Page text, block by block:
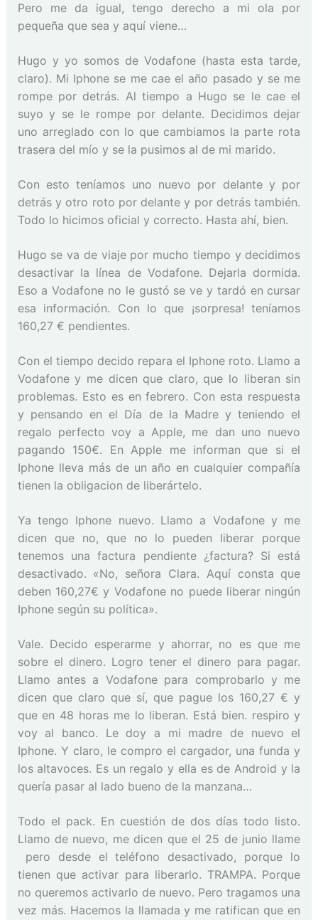
Pero me da igual, tengo derecho a mi ola por
pequeña que sea y aquí viene…
Hugo y yo somos de Vodafone (hasta esta tarde,
claro). Mi Iphone se me cae el año pasado y se me
rompe por detrás. Al tiempo a Hugo se le cae el
suyo y se le rompe por delante. Decidimos dejar
uno arreglado con lo que cambiamos la parte rota
trasera del mío y se la pusimos al de mi marido.
Con esto teníamos uno nuevo por delante y por
detrás y otro roto por delante y por detrás también.
Todo lo hicimos oficial y correcto. Hasta ahí, bien.
Hugo se va de viaje por mucho tiempo y decidimos
desactivar la línea de Vodafone. Dejarla dormida.
Eso a Vodafone no le gustó se ve y tardó en cursar
esa información. Con lo que ¡sorpresa! teníamos
160,27 € pendientes.
Con el tiempo decido repara el Iphone roto. Llamo a
Vodafone y me dicen que claro, que lo liberan sin
problemas. Esto es en febrero. Con esta respuesta
y pensando en el Día de la Madre y teniendo el
regalo perfecto voy a Apple, me dan uno nuevo
pagando 150€. En Apple me informan que si el
Iphone lleva más de un año en cualquier compañía
tienen la obligacion de liberártelo.
Ya tengo Iphone nuevo. Llamo a Vodafone y me
dicen que no, que no lo pueden liberar porque
tenemos una factura pendiente ¿factura? Si está
desactivado. «No, señora Clara. Aquí consta que
deben 160,27€ y Vodafone no puede liberar ningún
Iphone según su política».
Vale. Decido esperarme y ahorrar, no es que me
sobre el dinero. Logro tener el dinero para pagar.
Llamo antes a Vodafone para comprobarlo y me
dicen que claro que sí, que pague los 160,27 € y
que en 48 horas me lo liberan. Está bien. respiro y
voy al banco. Le doy a mi madre de nuevo el
Iphone. Y claro, le compro el cargador, una funda y
los altavoces. Es un regalo y ella es de Android y la
quería pasar al lado bueno de la manzana…
Todo el pack. En cuestión de dos días todo listo.
Llamo de nuevo, me dicen que el 25 de junio llame
pero desde el teléfono desactivado, porque lo
tienen que activar para liberarlo. TRAMPA. Porque
no queremos activarlo de nuevo. Pero tragamos una
vez más. Hacemos la llamada y me ratifican que en